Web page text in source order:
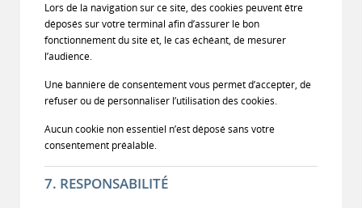
Lors de la navigation sur ce site, des cookies peuvent être
déposés sur votre terminal afin d’assurer le bon
fonctionnement du site et, le cas échéant, de mesurer
l’audience.
Une bannière de consentement vous permet d’accepter, de
refuser ou de personnaliser l’utilisation des cookies.
Aucun cookie non essentiel n’est déposé sans votre
consentement préalable.
7. RESPONSABILITÉ